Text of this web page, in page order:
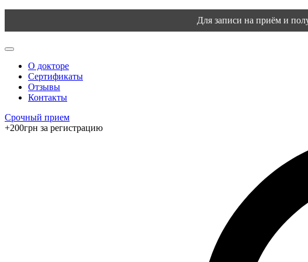
Для записи на приём и
О докторе
Сертификаты
Отзывы
Контакты
Срочный прием
+200грн за регистрацию